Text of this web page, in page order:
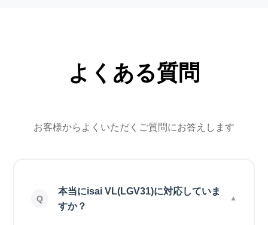
よくある質問
お客様からよくいただくご質問にお答えします
本当にisai VL(LGV31)に対応していま
すか？